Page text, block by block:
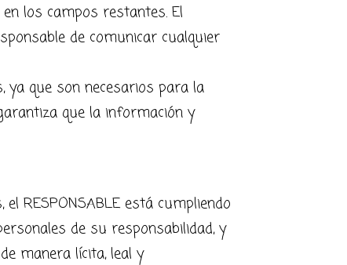
los campos restantes. El
de comunicar cualquier
ya que son necesarios para la
que la información y
RESPONSABLE está cumpliendo
de su responsabilidad, y
manera lícita, leal y